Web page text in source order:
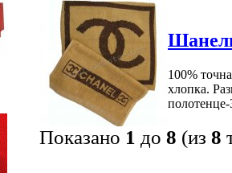
100%
хлопка.
Показано 1 до 8 (из 8